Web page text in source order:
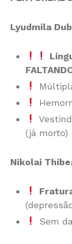
Lyudmila
(já morto)
Nikolai
Sem